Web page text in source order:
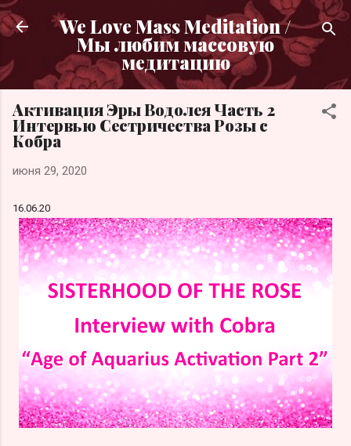
К основному контенту
We Love Mass Meditation /
Мы любим массовую
медитацию
Активация Эры Водолея Часть 2
Интервью Сестричества Розы с
Кобра
июня 29, 2020
16.06.20